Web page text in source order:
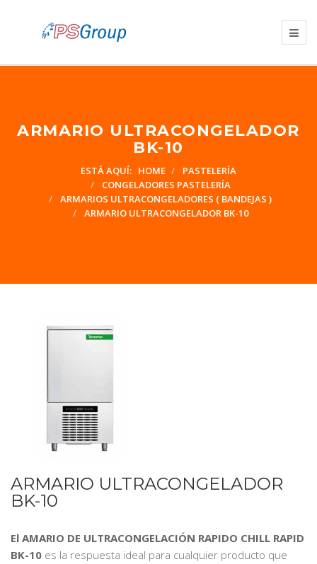
ARMARIO ULTRACONGELADOR
BK-10
ESTÁ AQUÍ: HOME
PASTELERÍA
CONGELADORES PASTELERÍA
ARMARIOS ULTRACONGELADORES ( BANDEJAS )
ARMARIO ULTRACONGELADOR BK-10
ARMARIO ULTRACONGELADOR
BK-10
El AMARIO DE ULTRACONGELACIÓN RAPIDO CHILL RAPID
BK-10 es la respuesta ideal para cualquier producto que